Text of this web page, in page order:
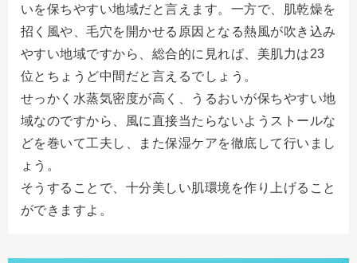
いを保ちやすい地域だと言えます。一方で、肌乾燥を
招く風や、毛穴を開かせる原因となる熱風が吹き込み
やすい地域ですから、総合的に見れば、美肌力は23
位とちょうど中間だと言えるでしょう。
せっかく水蒸気密度が高く、うるおいが保ちやすい地
域なのですから、風に直接当たらないようストールな
どを巻いて工夫し、また保湿ケアを徹底して行いまし
ょう。
そうすることで、十分美しい肌環境を作り上げること
ができますよ。